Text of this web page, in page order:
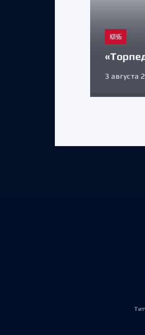
КЛУБ
3 августа